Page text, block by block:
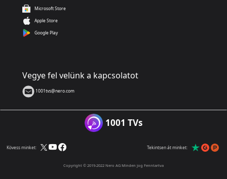
Microsoft Store
Apple Store
Google Play
Vegye fel velünk a kapcsolatot
1001tvs@nero.com
1001 TVs
Kövess minket: Tekintsen át minket:
Copyright © 2019-2022 Nero AG Minden jog Fenntartva